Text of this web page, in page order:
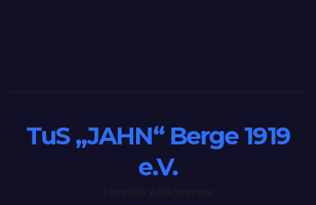
TuS „JAHN“ Berge 1919
e.V.